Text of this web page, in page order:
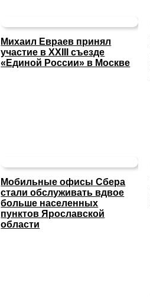
Михаил Евраев принял
участие в XXIII съезде
«Единой России» в Москве
Мобильные офисы Сбера
стали обслуживать вдвое
больше населенных
пунктов Ярославской
области